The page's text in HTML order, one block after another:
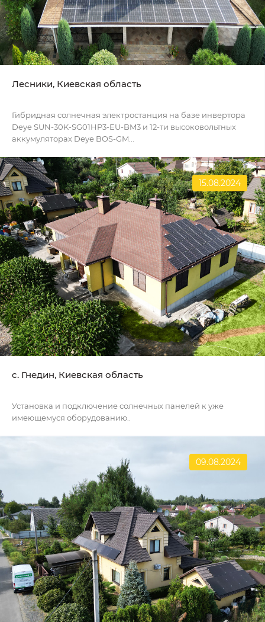
Лесники, Киевская область
Гибридная солнечная электростанция на базе инвертора
Deye SUN-30K-SG01HP3-EU-BM3 и 12-ти высоковольтных
аккумуляторах Deye BOS-GM...
15.08.2024
c. Гнедин, Киевская область
Установка и подключение солнечных панелей к уже
имеющемуся оборудованию..
09.08.2024